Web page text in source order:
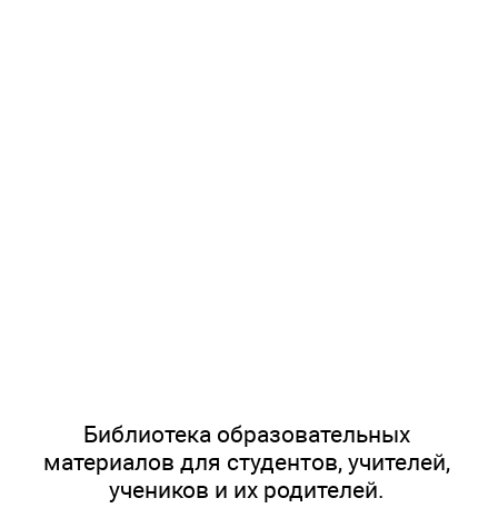
Библиотека образовательных
материалов для студентов, учителей,
учеников и их родителей.